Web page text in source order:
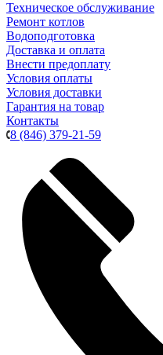
Техническое обслуживание
Ремонт котлов
Водоподготовка
Доставка и оплата
Внести предоплату
Условия оплаты
Условия доставки
Гарантия на товар
Контакты
8 (846) 379-21-59